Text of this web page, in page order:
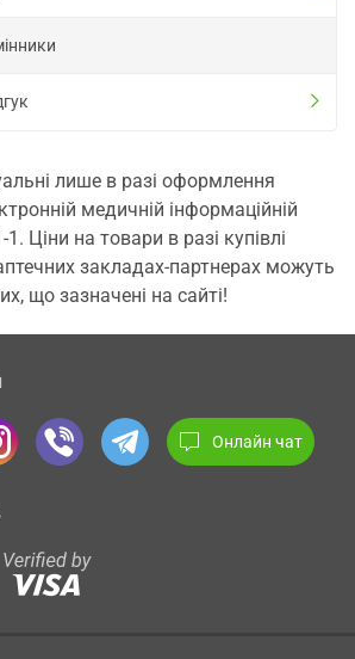
лише в разі оформлення
медичній інформаційній
Ціни на товари в разі купівлі
закладах-партнерах можуть
що зазначені на сайті!
Онлайн чат